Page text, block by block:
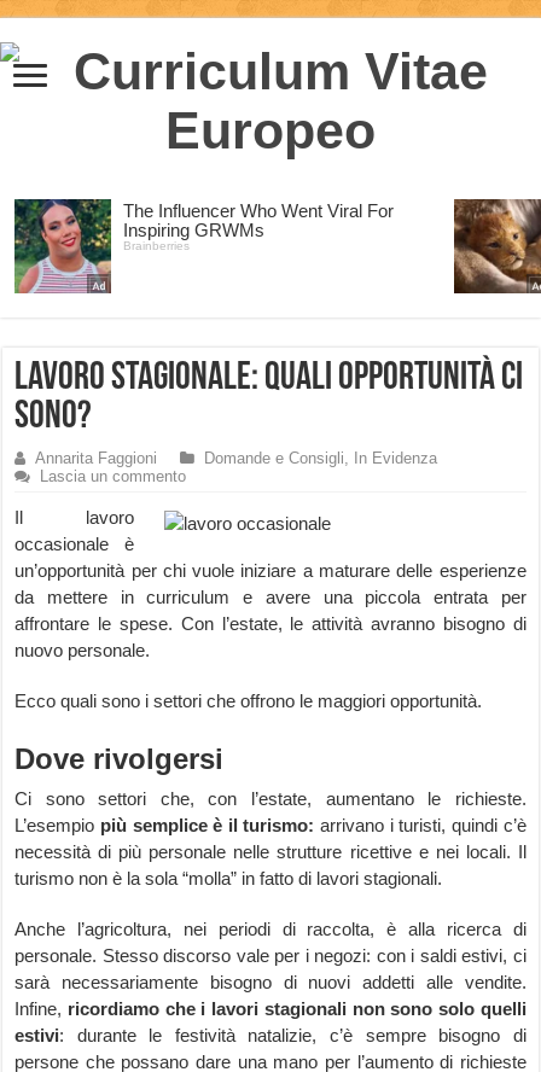
Lavoro stagionale: quali opportunità ci
sono?
Annarita Faggioni Domande e Consigli,
In Evidenza
Lascia un commento
Il lavoro
occasionale è
un’opportunità per chi vuole iniziare a maturare delle esperienze
da mettere in curriculum e avere una piccola entrata per
affrontare le spese. Con l’estate, le attività avranno bisogno di
nuovo personale.
Ecco quali sono i settori che offrono le maggiori opportunità.
Dove rivolgersi
Ci sono settori che, con l’estate, aumentano le richieste.
L’esempio più semplice è il turismo: arrivano i turisti, quindi c’è
necessità di più personale nelle strutture ricettive e nei locali. Il
turismo non è la sola “molla” in fatto di lavori stagionali.
Anche l’agricoltura, nei periodi di raccolta, è alla ricerca di
personale. Stesso discorso vale per i negozi: con i saldi estivi, ci
sarà necessariamente bisogno di nuovi addetti alle vendite.
Infine, ricordiamo che i lavori stagionali non sono solo quelli
estivi: durante le festività natalizie, c’è sempre bisogno di
persone che possano dare una mano per l’aumento di richieste